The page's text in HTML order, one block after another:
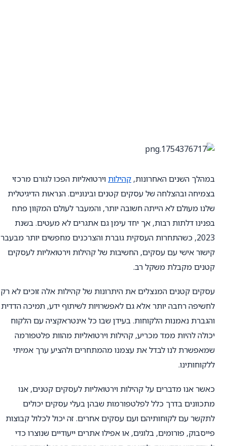
במהלך השנים האחרונות, קהילות וירטואליות הפכו לגורם מרכזי
בצמיחה ובהצלחה של עסקים קטנים ובינוניים. הנראות הדיגיטלית
שלנו מעולם לא הייתה חשובה יותר, והמעבר לעולם המקוון פתח
בפנינו דלתות רבות, אך יחד עימן גם אתגרים לא מעטים. בשנת
2023, כשהתחרות העסקית גוברת והצרכנים מחפשים יותר מבעבר
קישור אישי עם עסקים, החשיבות של קהילות וירטואליות לעסקים
קטנים מקבלת משקל רב.
עסקים קטנים המנצלים את היתרונות של קהילות אלה זוכים לא רק
לחשיפה רחבה יותר אלא גם לאפשרויות לשיתוף ידע, תמיכה הדדית
והגברת נאמנות הלקוחות. בעידן שבו כל אינטראקציה עם הלקוח
יכולה להיות ממד מכריע, קהילות וירטואליות מהוות פלטפורמה
שמאפשרת לנו לבדל את עצמנו מהמתחרים ולהציע ערך אמיתי
ללקוחותינו.
כאשר אנו מדברים על קהילות וירטואליות לעסקים קטנים, אנו
מתכוונים בדרך כלל לפלטפורמות שבהן בעלי עסקים יכולים
לתקשר עם לקוחותיהם ועם עסקים אחרים. זה יכול לכלול קבוצות
פייסבוק, פורומים, בלוגים, או אפילו אתרים ייעודיים שנוצרו כדי